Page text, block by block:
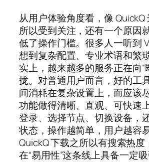
从用户体验角度看，像 QuickQ
所以受到关注，还有一个原因
低了操作门槛。很多人一听到
想到复杂配置、专业术语和繁
实上，越来越多的服务正在向“
拢。对普通用户而言，好的工
间消耗在复杂设置上，而应该
功能做得清晰、直观、可快速
登录、选择节点、切换设备，
状态，操作越简单，用户越容
QuickQ 下载之所以有搜索热度
在“易用性”这条线上具备一定吸